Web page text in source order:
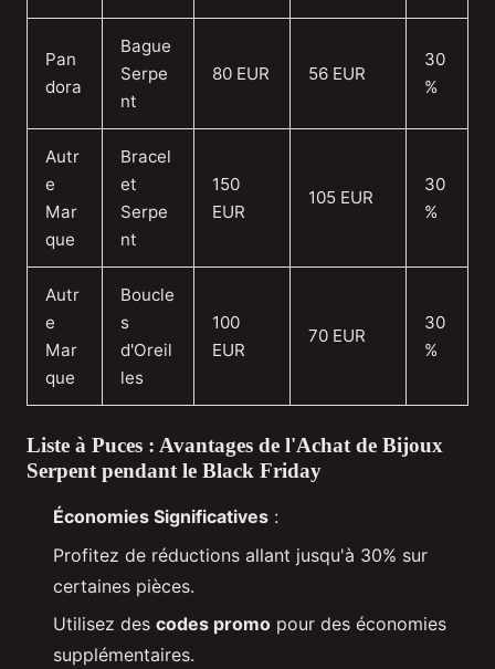
Pan
dora
Bague
Serpe
nt
80 EUR 56 EUR
30
%
Autr
e
Mar
que
Bracel
et
Serpe
nt
150
EUR
105 EUR
30
%
Autr
e
Mar
que
Boucle
s
d'Oreil
les
100
EUR
70 EUR
30
%
Liste à Puces : Avantages de l'Achat de Bijoux
Serpent pendant le Black Friday
Économies Significatives :
Profitez de réductions allant jusqu'à 30% sur
certaines pièces.
Utilisez des codes promo pour des économies
supplémentaires.